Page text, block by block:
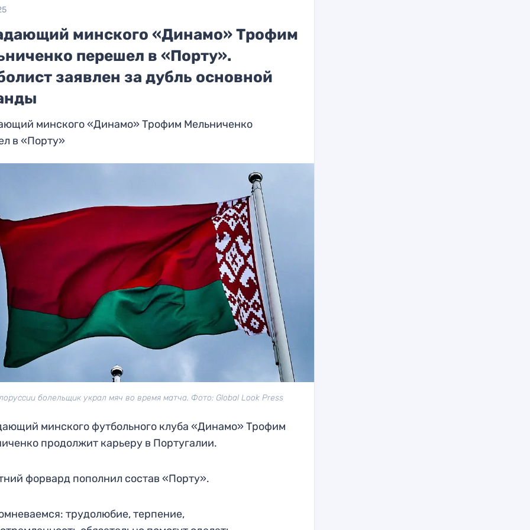
минского «Динамо» Трофим
перешел в «Порту».
заявлен за дубль основной
минского «Динамо» Трофим Мельниченко
в «Порту»
болельщик украл мяч во время матча. Фото: Global Look Press
минского футбольного клуба «Динамо» Трофим
продолжит карьеру в Португалии.
форвард пополнил состав «Порту».
трудолюбие, терпение,